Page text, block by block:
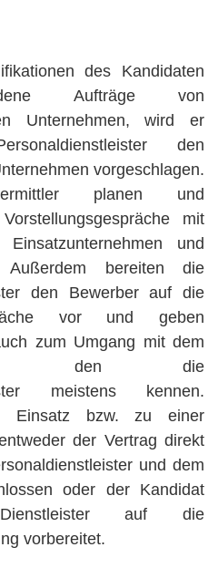
des Kandidaten
Aufträge von
Unternehmen, wird er
den
vorgeschlagen.
planen und
mit
und
Außerdem bereiten die
den Bewerber auf die
vor und geben
zum Umgang mit dem
den die
meistens kennen.
Einsatz bzw. zu einer
der Vertrag direkt
und dem
oder der Kandidat
auf die
vorbereitet.